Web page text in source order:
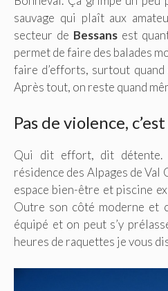
sauvage qui plaît aux
secteur de Bessansest
permet de faire des balades
faire d’efforts, surtout
Après tout, on reste quand
Pas de violence,
Qui dit effort, dit détente.
résidence des Alpages de Val
espace bien-être et piscine
Outre son côté moderne et
équipé et on peut s’y
heures de raquettes je vous